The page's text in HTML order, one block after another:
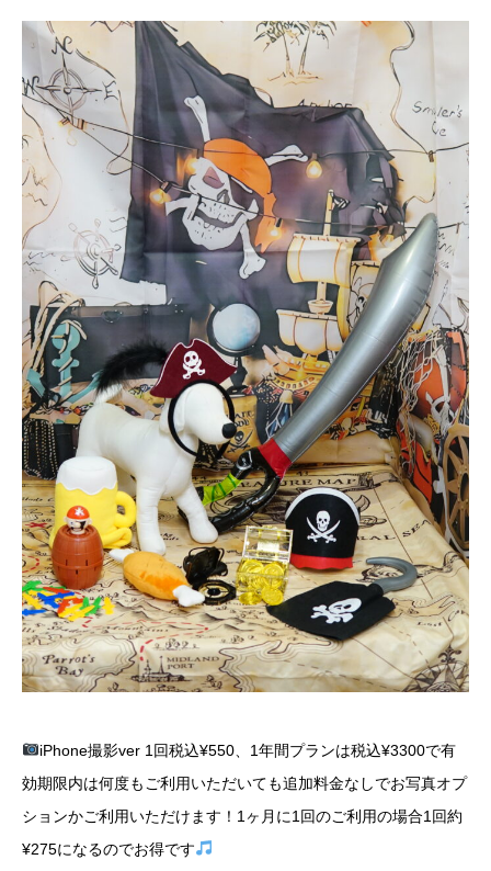
iPhone撮影ver 1回税込¥550、1年間プランは税込¥3300で有
効期限内は何度もご利用いただいても追加料金なしでお写真オプ
ションかご利用いただけます！1ヶ月に1回のご利用の場合1回約
¥275になるのでお得です